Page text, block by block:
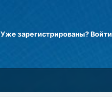
Уже зарегистрированы? Войти